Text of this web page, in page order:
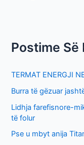
f
:
Postime Së
TERMAT ENERGJI
Burra të gëzuar
Lidhja farefisnore-
të folur
Pse u mbyt anija